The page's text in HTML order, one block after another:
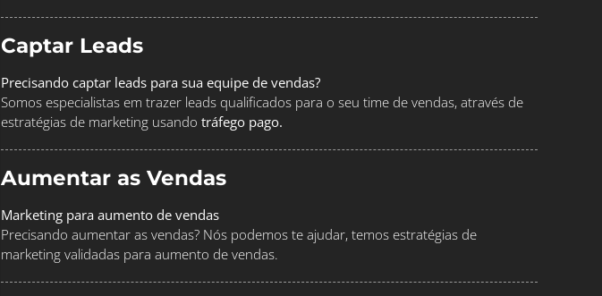
Captar Leads
Precisando captar leads para sua equipe de vendas?
Somos especialistas em trazer leads qualificados para o seu time de vendas, através de
estratégias de marketing usando tráfego pago.
Aumentar as Vendas
Marketing para aumento de vendas
Precisando aumentar as vendas? Nós podemos te ajudar, temos estratégias de
marketing validadas para aumento de vendas.